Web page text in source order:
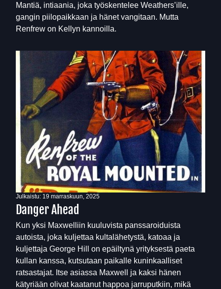
Mantiä, intiaania, joka työskentelee Weathers’ille,
gangin piilopaikkaan ja hänet vangitaan. Mutta
Renfrew on Kellyn kannoilla.
Julkaistu: 19 marraskuun, 2025
Danger Ahead
Kun yksi Maxwelliin kuuluvista panssaroiduista
autoista, joka kuljettaa kultalähetystä, katoaa ja
kuljettaja George Hill on epäiltynä yrityksestä paeta
kullan kanssa, kutsutaan paikalle kuninkaalliset
ratsastajat. Itse asiassa Maxwell ja kaksi hänen
kätyriään olivat kaatanut happoa jarruputkiin, mikä